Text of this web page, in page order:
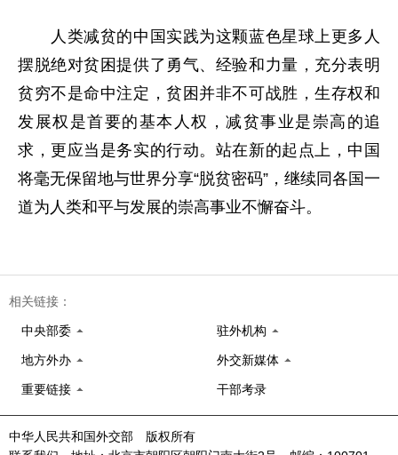
人类减贫的中国实践为这颗蓝色星球上更多人
摆脱绝对贫困提供了勇气、经验和力量，充分表明
贫穷不是命中注定，贫困并非不可战胜，生存权和
发展权是首要的基本人权，减贫事业是崇高的追
求，更应当是务实的行动。站在新的起点上，中国
将毫无保留地与世界分享“脱贫密码”，继续同各国一
道为人类和平与发展的崇高事业不懈奋斗。
相关链接：
中央部委 驻外机构
地方外办 外交新媒体
重要链接 干部考录
中华人民共和国外交部 版权所有